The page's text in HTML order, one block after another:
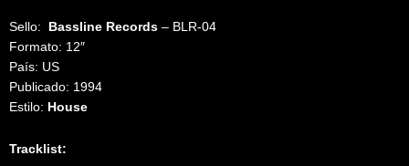
Sello: Bassline Records ‎– BLR-04
Formato: 12″
País: US
Publicado: 1994
Estilo: House
Tracklist: